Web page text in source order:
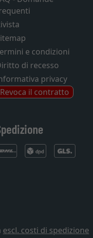
e condizioni
di recesso
privacy
Revoca il contratto
escl. costi di spedizione